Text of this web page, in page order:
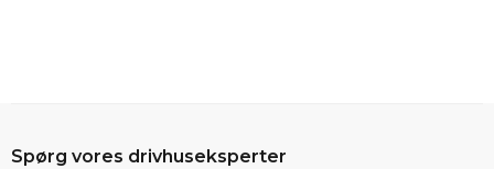
Spørg vores drivhuseksperter